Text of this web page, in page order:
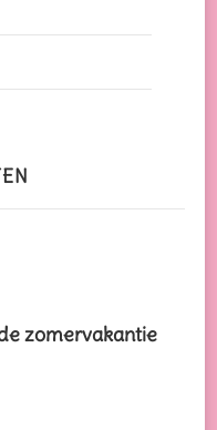
zomervakantie